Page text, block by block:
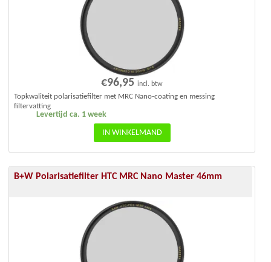
€96,95 incl. btw
Levertijd ca. 1 week
Topkwaliteit polarisatiefilter met MRC Nano-coating en messing
filtervatting
IN WINKELMAND
B+W Polarisatiefilter HTC MRC Nano Master 46mm